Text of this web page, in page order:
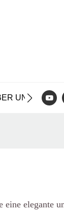
UNS
elegante